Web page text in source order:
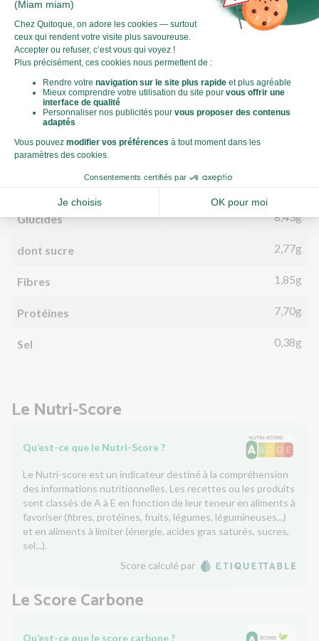
Valeurs nutritionnelles
Par personne
Énergie (kJ) 519kJ
Énergie (kCal)
Matières grasses
dont acides gras saturés 1,81g
Glucides 8,43g
dont sucre 2,77g
Fibres 1,85g
Protéines 7,70g
Sel 0,38g
Le Nutri-Score
Qu’est-ce que le Nutri-Score ?
Le Nutri-score est un indicateur destiné à la compréhension
des informations nutritionnelles. Les recettes ou les produits
sont classés de A à E en fonction de leur teneur en aliments à
favoriser (fibres, protéines, fruits, légumes, légumineuses...)
et en aliments à limiter (énergie, acides gras saturés, sucres,
sel...).
Score calculé par
Le Score Carbone
Qu’est-ce que le score carbone ?